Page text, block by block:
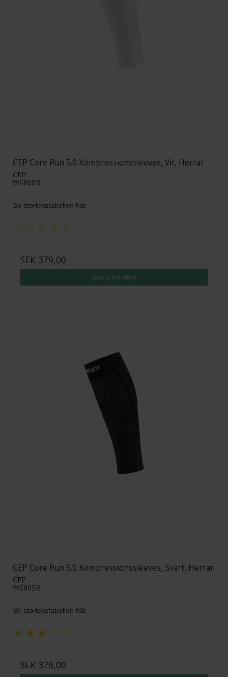
CEP Core Run 5.0 Kompressionssleeves, Vit, Herrar
CEP
WS800R
Se storlekstabellen här
SEK 379,00
Visa produkten
CEP Core Run 5.0 Kompressionssleeves, Svart, Herrar
CEP
WS805R
Se storlekstabellen här
SEK 376,00